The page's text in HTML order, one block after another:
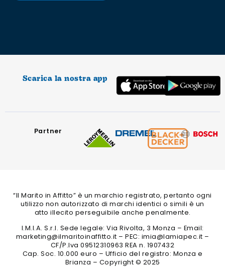
Scarica la nostra app
Partner
“Il Marito in Affitto” è un marchio registrato, pertanto ogni
utilizzo non autorizzato di marchi identici o simili è un
atto illecito perseguibile anche penalmente.
I.M.I.A. S.r.l. Sede legale: Via Rivolta, 3 Monza – Email:
marketing@ilmaritoinaffitto.it – PEC: imia@lamiapec.it –
CF/P.Iva 09512310963 REA n. 1907432
Cap. Soc. 10.000 euro – Ufficio del registro: Monza e
Brianza – Copyright © 2025